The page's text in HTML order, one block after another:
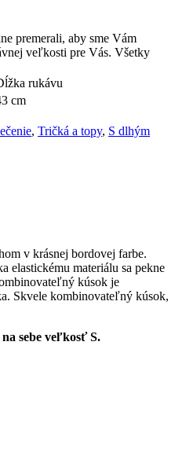
premerali, aby sme Vám
veľkosti pre Vás. Všetky
rukávu
cm
, Tričká a topy, S dlhým
v krásnej bordovej farbe.
materiálu sa pekne
kúsok je
Skvele kombinovateľný kúsok,
sebe veľkosť S.